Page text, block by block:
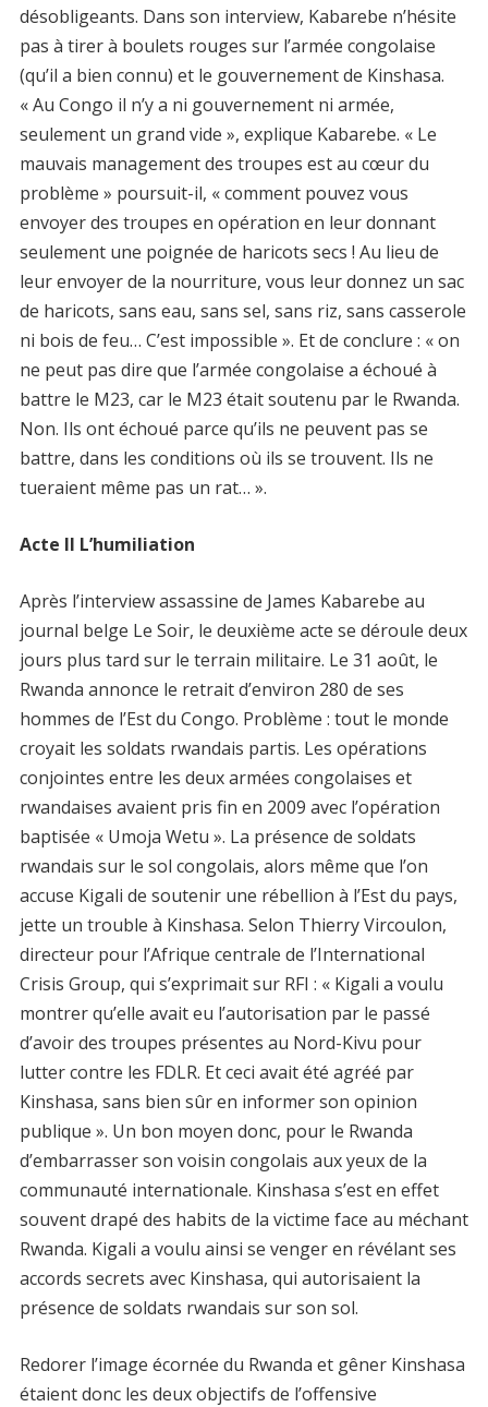
désobligeants. Dans son interview, Kabarebe n’hésite
pas à tirer à boulets rouges sur l’armée congolaise
(qu’il a bien connu) et le gouvernement de Kinshasa.
« Au Congo il n’y a ni gouvernement ni armée,
seulement un grand vide », explique Kabarebe. « Le
mauvais management des troupes est au cœur du
problème » poursuit-il, « comment pouvez vous
envoyer des troupes en opération en leur donnant
seulement une poignée de haricots secs ! Au lieu de
leur envoyer de la nourriture, vous leur donnez un sac
de haricots, sans eau, sans sel, sans riz, sans casserole
ni bois de feu… C’est impossible ». Et de conclure : « on
ne peut pas dire que l’armée congolaise a échoué à
battre le M23, car le M23 était soutenu par le Rwanda.
Non. Ils ont échoué parce qu’ils ne peuvent pas se
battre, dans les conditions où ils se trouvent. Ils ne
tueraient même pas un rat… ».
Acte II L’humiliation
Après l’interview assassine de James Kabarebe au
journal belge Le Soir, le deuxième acte se déroule deux
jours plus tard sur le terrain militaire. Le 31 août, le
Rwanda annonce le retrait d’environ 280 de ses
hommes de l’Est du Congo. Problème : tout le monde
croyait les soldats rwandais partis. Les opérations
conjointes entre les deux armées congolaises et
rwandaises avaient pris fin en 2009 avec l’opération
baptisée « Umoja Wetu ». La présence de soldats
rwandais sur le sol congolais, alors même que l’on
accuse Kigali de soutenir une rébellion à l’Est du pays,
jette un trouble à Kinshasa. Selon Thierry Vircoulon,
directeur pour l’Afrique centrale de l’International
Crisis Group, qui s’exprimait sur RFI : « Kigali a voulu
montrer qu’elle avait eu l’autorisation par le passé
d’avoir des troupes présentes au Nord-Kivu pour
lutter contre les FDLR. Et ceci avait été agréé par
Kinshasa, sans bien sûr en informer son opinion
publique ». Un bon moyen donc, pour le Rwanda
d’embarrasser son voisin congolais aux yeux de la
communauté internationale. Kinshasa s’est en effet
souvent drapé des habits de la victime face au méchant
Rwanda. Kigali a voulu ainsi se venger en révélant ses
accords secrets avec Kinshasa, qui autorisaient la
présence de soldats rwandais sur son sol.
Redorer l’image écornée du Rwanda et gêner Kinshasa
étaient donc les deux objectifs de l’offensive